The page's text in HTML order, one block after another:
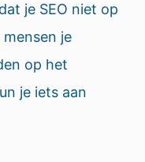
je SEO niet op
je
op het
je iets aan